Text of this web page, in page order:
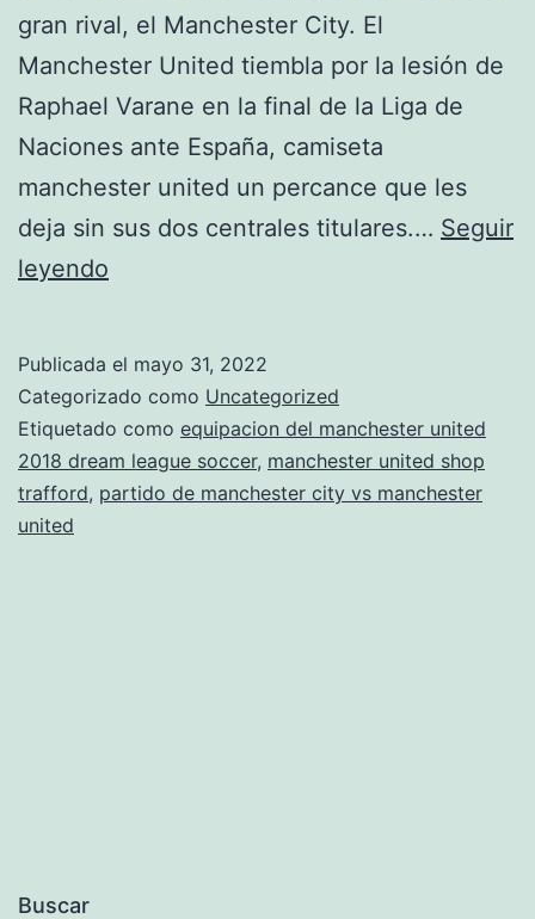
gran rival, el Manchester City. El
Manchester United tiembla por la lesión de
Raphael Varane en la final de la Liga de
Naciones ante España, camiseta
manchester united un percance que les
deja sin sus dos centrales titulares.… Seguir
leyendo
Beckham
–
Camiseta
Portugal
Publicada el mayo 31, 2022
Categorizado como Uncategorized
Etiquetado como equipacion del manchester united
2018 dream league soccer, manchester united shop
trafford, partido de manchester city vs manchester
united
Buscar